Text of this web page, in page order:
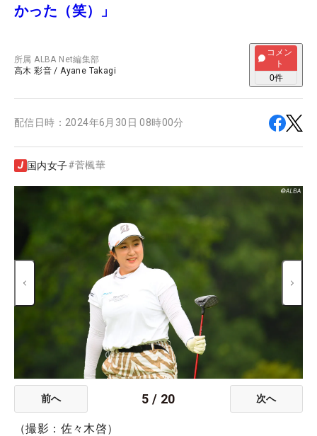
かった（笑）」
所属ALBA Net編集部
高木 彩音 /Ayane Takagi
コメン
ト
0件
配信日時： 2024年6月30日 08時00分
国内女子#菅楓華
前へ 5 / 20 次へ
（撮影：佐々木啓）